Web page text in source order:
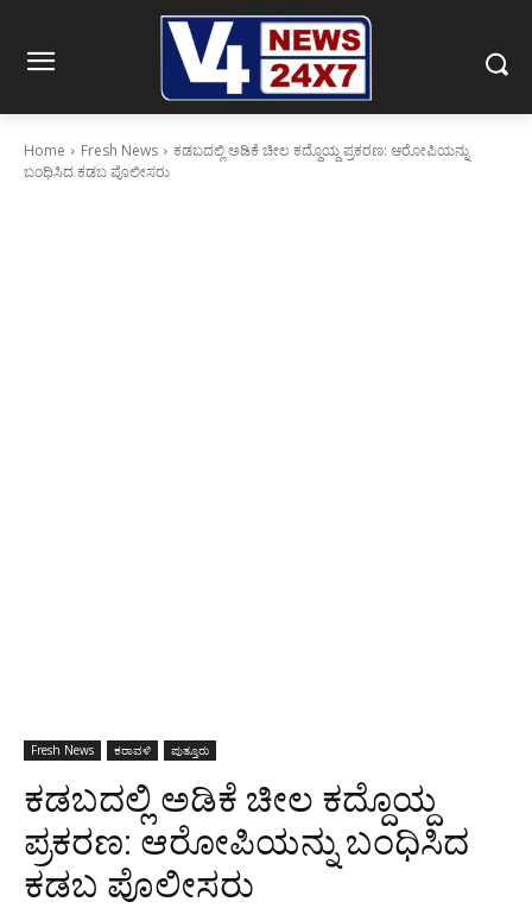
Home Fresh News
ಕಡಬದಲ್ಲಿ ಅಡಿಕೆ ಚೀಲ ಕದ್ದೊಯ್ದ ಪ್ರಕರಣ: ಆರೋಪಿಯನ್ನು
ಬಂಧಿಸಿದ ಕಡಬ ಪೊಲೀಸರು
Fresh News ಕರಾವಳಿ ಪುತ್ತೂರು
ಕಡಬದಲ್ಲಿ ಅಡಿಕೆ ಚೀಲ ಕದ್ದೊಯ್ದ
ಪ್ರಕರಣ: ಆರೋಪಿಯನ್ನು ಬಂಧಿಸಿದ
ಕಡಬ ಪೊಲೀಸರು